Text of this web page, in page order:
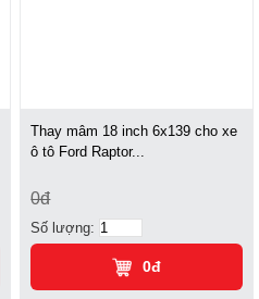
Thay mâm 18 inch 6x139 cho xe
ô tô Ford Raptor...
0đ
Số lượng:
0đ